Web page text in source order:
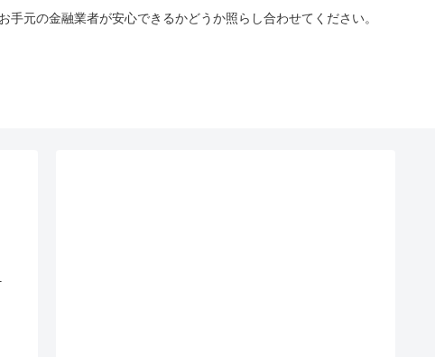
元の金融業者が安心できるかどうか照らし合わせてください。